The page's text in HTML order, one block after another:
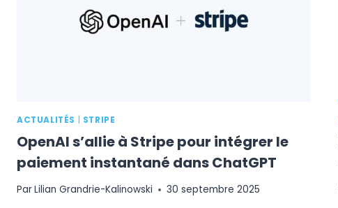
IA
ACTUALITÉS STRIPE
OpenAI s’allie à Stripe pour intégrer le
paiement instantané dans ChatGPT
ParLilian Grandrie-Kalinowski 30 septembre 2025